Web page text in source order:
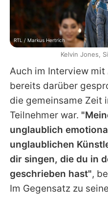
Auch im Interview mit
bereits darüber
die gemeinsame Zeit
Teilnehmer war.
unglaublich
unglaublichen
dir singen, die du in
geschrieben hast",
Im Gegensatz zu
RTL / Markus Hertrich
Kelvin Jones,